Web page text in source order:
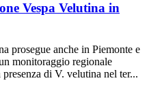
Vespa Velutina in
prosegue anche in Piemonte e
monitoraggio regionale
di V. velutina nel ter...